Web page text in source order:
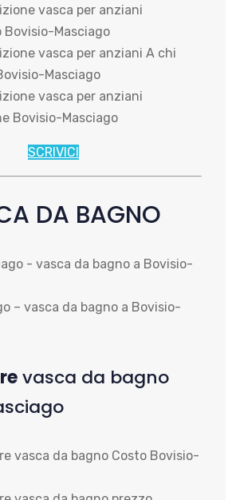
vasca per anziani
Bovisio-Masciago
vasca per anziani A chi
Masciago
vasca per anziani
Bovisio-Masciago
SCRIVICI
DA BAGNO
– vasca da bagno a Bovisio-
vasca da bagno
vasca da bagno Costo Bovisio-